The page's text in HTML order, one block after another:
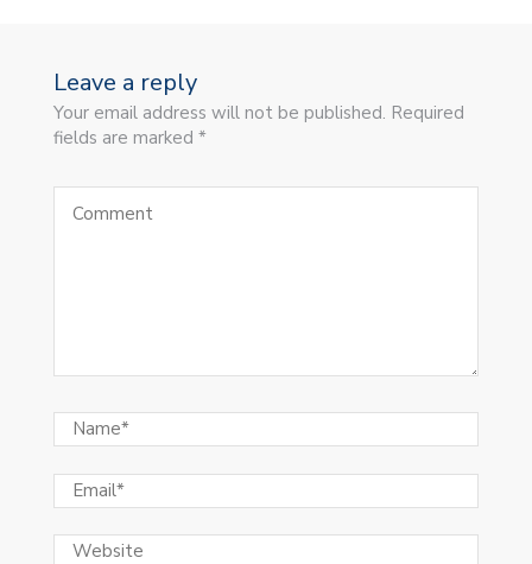
Leave a reply
Your email address will not be published. Required
fields are marked *